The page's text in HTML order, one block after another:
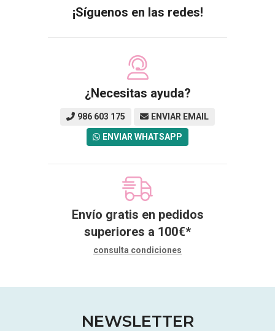
¡Síguenos en las redes!
¿Necesitas ayuda?
986 603 175 ENVIAR EMAIL
ENVIAR WHATSAPP
Envío gratis en pedidos
superiores a 100€*
consulta condiciones
NEWSLETTER